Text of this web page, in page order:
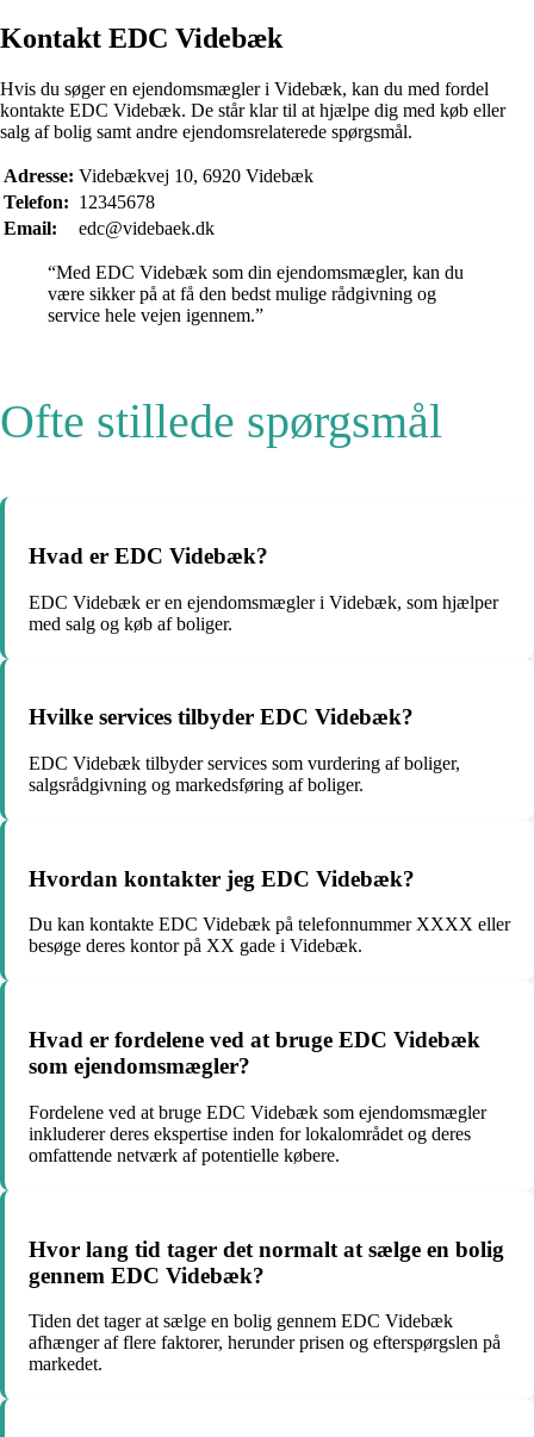
Kontakt EDC Videbæk
Hvis du søger en ejendomsmægler i Videbæk, kan du med fordel
kontakte EDC Videbæk. De står klar til at hjælpe dig med køb eller
salg af bolig samt andre ejendomsrelaterede spørgsmål.
Adresse: Videbækvej 10, 6920 Videbæk
Telefon: 12345678
Email:
edc@videbaek.dk
“Med EDC Videbæk som din ejendomsmægler, kan du
være sikker på at få den bedst mulige rådgivning og
service hele vejen igennem.”
Ofte stillede spørgsmål
Hvad er EDC Videbæk?
EDC Videbæk er en ejendomsmægler i Videbæk, som hjælper
med salg og køb af boliger.
Hvilke services tilbyder EDC Videbæk?
EDC Videbæk tilbyder services som vurdering af boliger,
salgsrådgivning og markedsføring af boliger.
Hvordan kontakter jeg EDC Videbæk?
Du kan kontakte EDC Videbæk på telefonnummer XXXX eller
besøge deres kontor på XX gade i Videbæk.
Hvad er fordelene ved at bruge EDC Videbæk
som ejendomsmægler?
Fordelene ved at bruge EDC Videbæk som ejendomsmægler
inkluderer deres ekspertise inden for lokalområdet og deres
omfattende netværk af potentielle købere.
Hvor lang tid tager det normalt at sælge en bolig
gennem EDC Videbæk?
Tiden det tager at sælge en bolig gennem EDC Videbæk
afhænger af flere faktorer, herunder prisen og efterspørgslen på
markedet.